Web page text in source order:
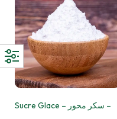
Sucre Glace – سكر محور –